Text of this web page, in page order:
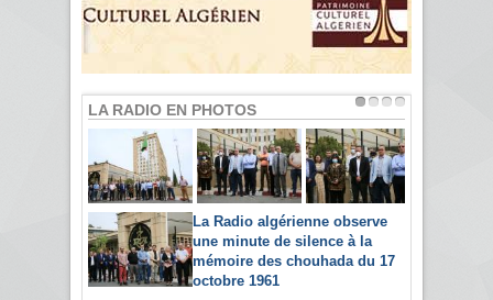
LA RADIO EN PHOTOS
La Radio algérienne observe
une minute de silence à la
mémoire des chouhada du 17
octobre 1961